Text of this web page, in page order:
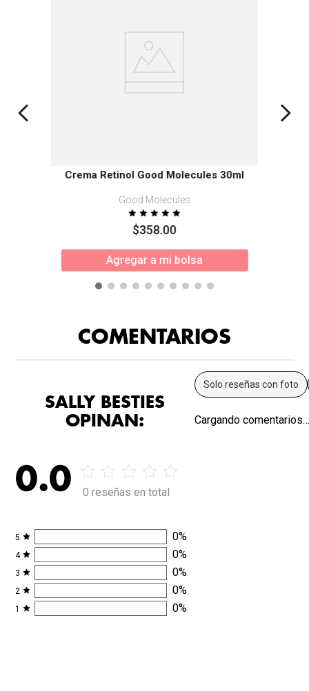
Crema Retinol Good Molecules 30ml
Good Molecules
$358.00
Agregar a mi bolsa
COMENTARIOS
SALLY BESTIES
OPINAN:
0.0 0 reseñas en total
5 0%
4 0%
3 0%
2 0%
1 0%
Solo reseñas con foto
Cargando